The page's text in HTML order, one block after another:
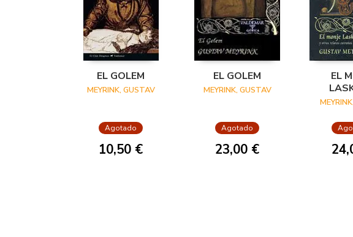
EL GOLEM
MEYRINK, GUSTAV
Agotado
10,50 €
EL GOLEM
MEYRINK, GUSTAV
Agotado
23,00 €
EL